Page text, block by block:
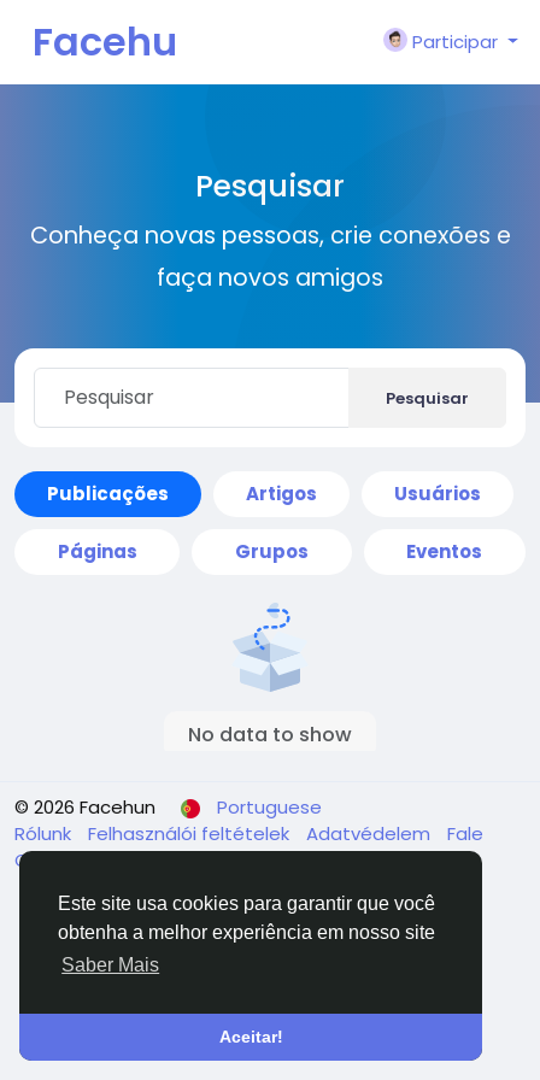
Este site usa cookies para garantir que você
obtenha a melhor experiência em nosso site
Saber Mais
Aceitar!
Facehu
Participar
Pesquisar
Conheça novas pessoas, crie conexões e
faça novos amigos
Pesquisar
Publicações Artigos Usuários
Páginas Grupos Eventos
No data to show
© 2026 Facehun
Portuguese
Rólunk
Felhasználói feltételek Adatvédelem
Fale
Conosco